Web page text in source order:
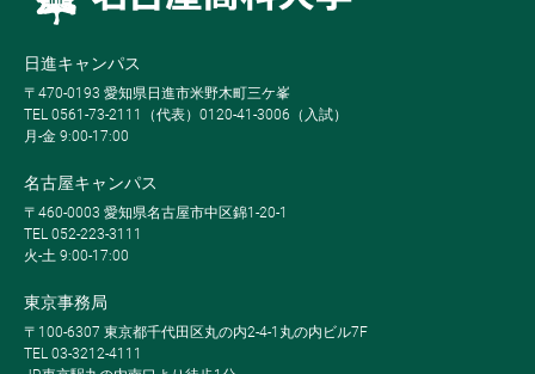
日進キャンパス
〒470-0193 愛知県日進市米野木町三ケ峯
TEL 0561-73-2111（代表）0120-41-3006（入試）
月-金 9:00-17:00
名古屋キャンパス
〒460-0003 愛知県名古屋市中区錦1-20-1
TEL 052-223-3111
火-土 9:00-17:00
東京事務局
〒100-6307 東京都千代田区丸の内2-4-1丸の内ビル7F
TEL 03-3212-4111